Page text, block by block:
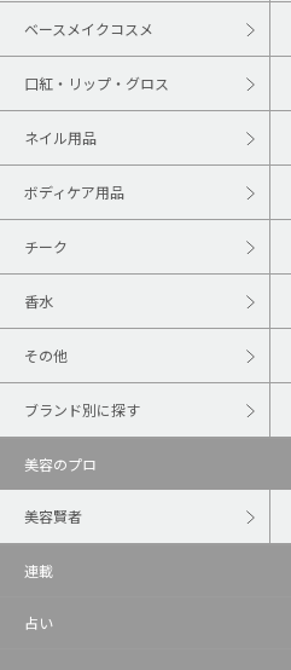
ベースメイクコスメ
口紅・リップ・グロス
ネイル用品
ボディケア用品
チーク
香水
その他
ブランド別に探す
美容のプロ
美容賢者
連載
占い